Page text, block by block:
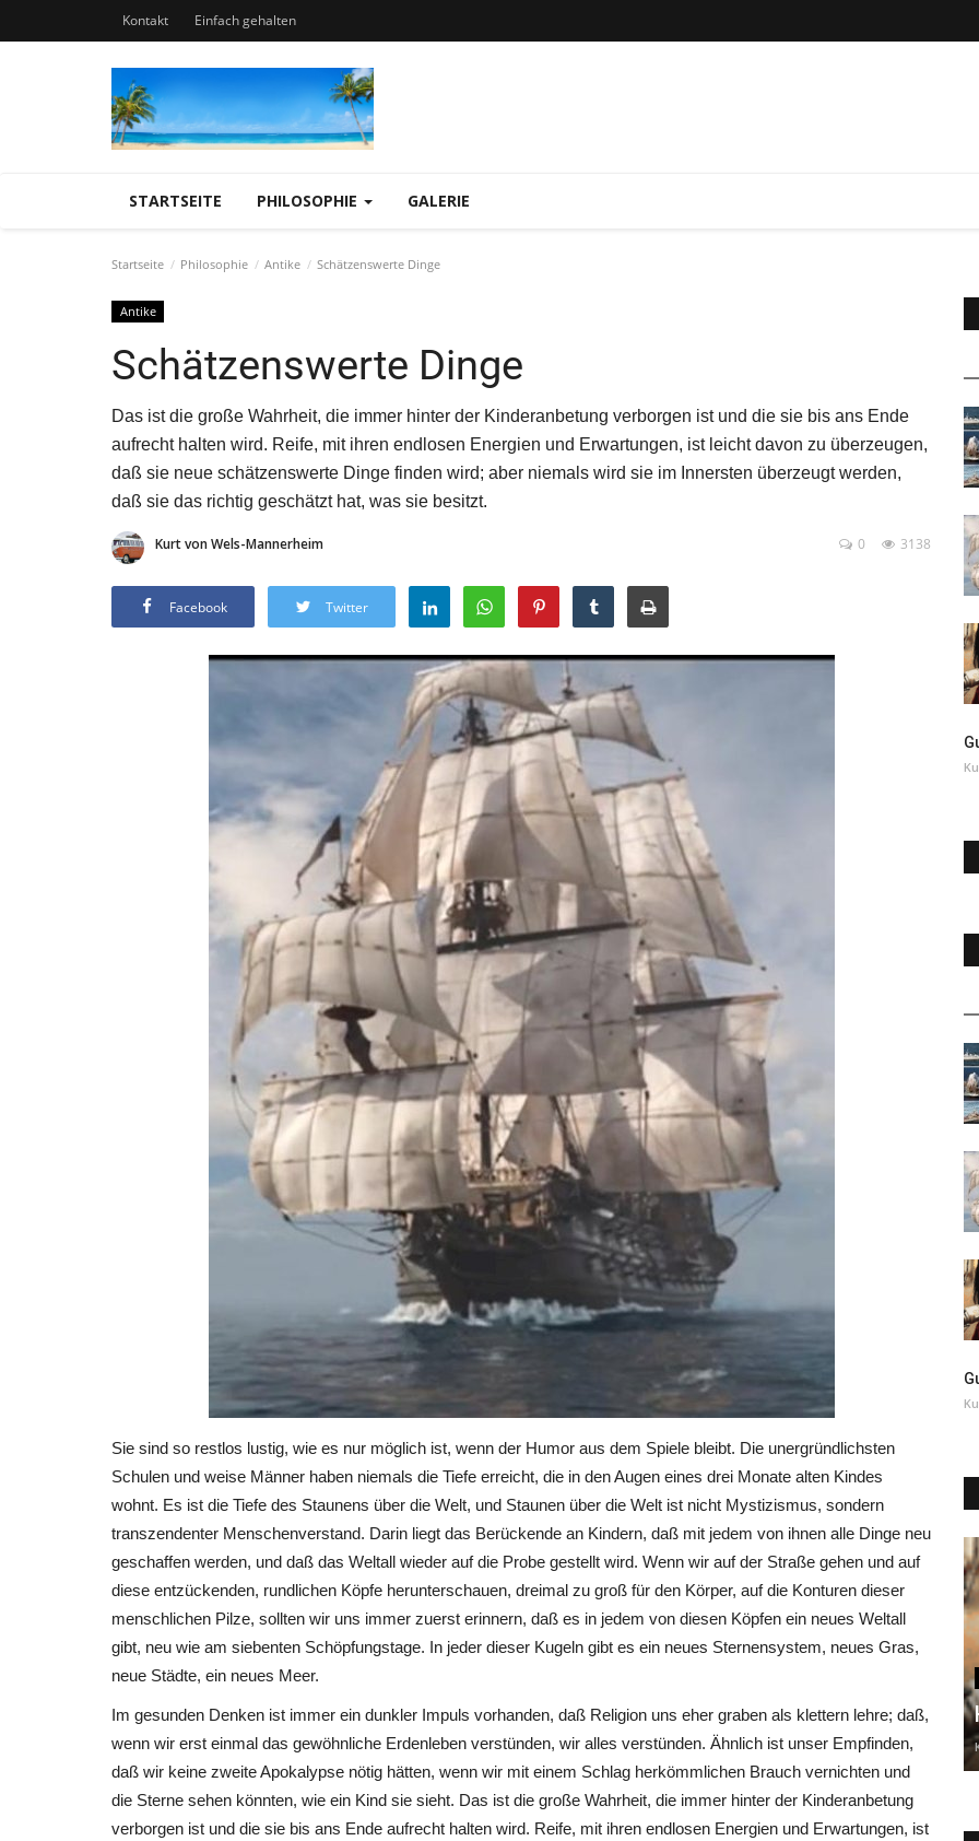
Kontakt Einfach gehalten
STARTSEITE PHILOSOPHIE GALERIE
Startseite Philosophie Antike Schätzenswerte Dinge
Antike
Schätzenswerte Dinge
Das ist die große Wahrheit, die immer hinter der Kinderanbetung verborgen ist und die sie bis ans Ende
aufrecht halten wird. Reife, mit ihren endlosen Energien und Erwartungen, ist leicht davon zu überzeugen,
daß sie neue schätzenswerte Dinge finden wird; aber niemals wird sie im Innersten überzeugt werden,
daß sie das richtig geschätzt hat, was sie besitzt.
Kurt von Wels-Mannerheim 3138
0
Facebook Twitter
Sie sind so restlos lustig, wie es nur möglich ist, wenn der Humor aus dem Spiele bleibt. Die unergründlichsten
Schulen und weise Männer haben niemals die Tiefe erreicht, die in den Augen eines drei Monate alten Kindes
wohnt. Es ist die Tiefe des Staunens über die Welt, und Staunen über die Welt ist nicht Mystizismus, sondern
transzendenter Menschenverstand. Darin liegt das Berückende an Kindern, daß mit jedem von ihnen alle Dinge neu
geschaffen werden, und daß das Weltall wieder auf die Probe gestellt wird. Wenn wir auf der Straße gehen und auf
diese entzückenden, rundlichen Köpfe herunterschauen, dreimal zu groß für den Körper, auf die Konturen dieser
menschlichen Pilze, sollten wir uns immer zuerst erinnern, daß es in jedem von diesen Köpfen ein neues Weltall
gibt, neu wie am siebenten Schöpfungstage. In jeder dieser Kugeln gibt es ein neues Sternensystem, neues Gras,
neue Städte, ein neues Meer.
Im gesunden Denken ist immer ein dunkler Impuls vorhanden, daß Religion uns eher graben als klettern lehre; daß,
wenn wir erst einmal das gewöhnliche Erdenleben verstünden, wir alles verstünden. Ähnlich ist unser Empfinden,
daß wir keine zweite Apokalypse nötig hätten, wenn wir mit einem Schlag herkömmlichen Brauch vernichten und
die Sterne sehen könnten, wie ein Kind sie sieht. Das ist die große Wahrheit, die immer hinter der Kinderanbetung
verborgen ist und die sie bis ans Ende aufrecht halten wird. Reife, mit ihren endlosen Energien und Erwartungen, ist